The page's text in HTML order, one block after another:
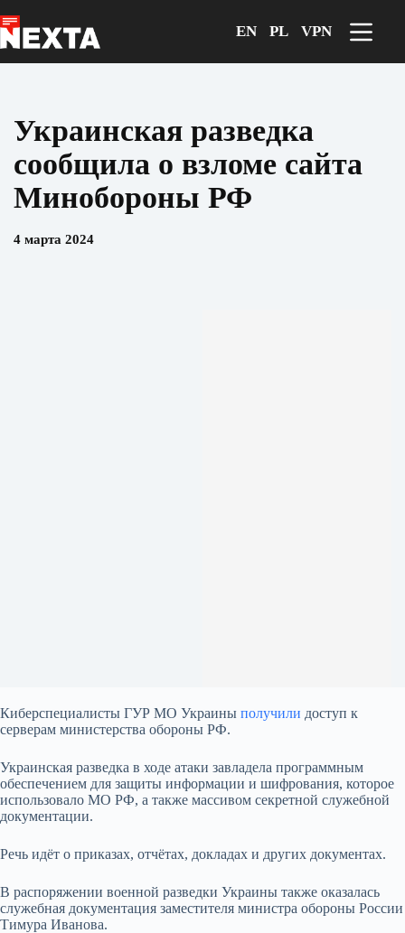
к
сути
EN PL VPN
Украинская разведка
сообщила о взломе сайта
Минобороны РФ
4 марта 2024
Киберспециалисты ГУР МО Украины получили доступ к
серверам министерства обороны РФ.
Украинская разведка в ходе атаки завладела программным
обеспечением для защиты информации и шифрования, которое
использовало МО РФ, а также массивом секретной служебной
документации.
Речь идёт о приказах, отчётах, докладах и других документах.
В распоряжении военной разведки Украины также оказалась
служебная документация заместителя министра обороны России
Тимура Иванова.